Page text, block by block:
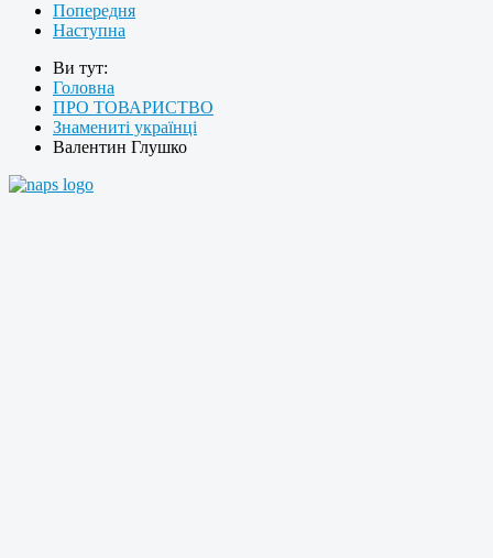
Попередня
Наступна
Ви тут:
Головна
ПРО ТОВАРИСТВО
Знамениті українці
Валентин Глушко